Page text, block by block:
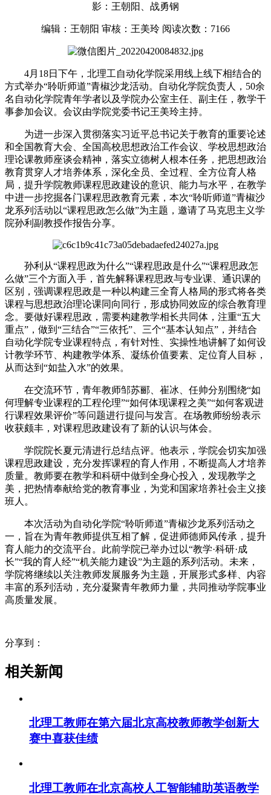
影：王朝阳、战勇钢
编辑：王朝阳 审核：王美玲 阅读次数： 7166
4月18日下午，北理工自动化学院采用线上线下相结合的
方式举办“聆听师道”青椒沙龙活动。自动化学院负责人，50余
名自动化学院青年学者以及学院办公室主任、副主任，教学干
事参加会议。会议由学院党委书记王美玲主持。
为进一步深入贯彻落实习近平总书记关于教育的重要论述
和全国教育大会、全国高校思想政治工作会议、学校思想政治
理论课教师座谈会精神，落实立德树人根本任务，把思想政治
教育贯穿人才培养体系，深化全员、全过程、全方位育人格
局，提升学院教师课程思政建设的意识、能力与水平，在教学
中进一步挖掘各门课程思政教育元素，本次“聆听师道”青椒沙
龙系列活动以“课程思政怎么做”为主题，邀请了马克思主义学
院孙利副教授作报告分享。
孙利从“课程思政为什么”“课程思政是什么”“课程思政怎
么做”三个方面入手，首先解释课程思政与专业课、通识课的
区别，强调课程思政是一种以构建三全育人格局的形式将各类
课程与思想政治理论课同向同行，形成协同效应的综合教育理
念。要做好课程思政，需要构建教学相长共同体，注重“五大
重点”，做到“三结合”“三依托”、三个“基本认知点”，并结合
自动化学院专业课程特点，有针对性、实操性地讲解了如何设
计教学环节、构建教学体系、凝练价值要素、定位育人目标，
从而达到“如盐入水”的效果。
在交流环节，青年教师邹苏郦、崔冰、任帅分别围绕“如
何理解专业课程的工程伦理”“如何体现课程之美”“如何客观进
行课程效果评价”等问题进行提问与发言。在场教师纷纷表示
收获颇丰，对课程思政建设有了新的认识与体会。
学院院长夏元清进行总结点评。他表示，学院会切实加强
课程思政建设，充分发挥课程的育人作用，不断提高人才培养
质量。教师要在教学和科研中做到全身心投入，发现教学之
美，把热情奉献给党的教育事业，为党和国家培养社会主义接
班人。
本次活动为自动化学院“聆听师道”青椒沙龙系列活动之
一，旨在为青年教师提供互相了解，促进师德师风传承，提升
育人能力的交流平台。此前学院已举办过以“教学·科研·成
长”“我的育人经”“机关能力建设”为主题的系列活动。未来，
学院将继续以关注教师发展服务为主题，开展形式多样、内容
丰富的系列活动，充分凝聚青年教师力量，共同推动学院事业
高质量发展。
分享到：
相关新闻
北理工教师在第六届北京高校教师教学创新大
赛中喜获佳绩
北理工教师在北京高校人工智能辅助英语教学